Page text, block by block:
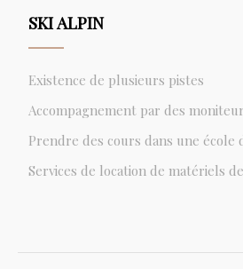
SKI ALPIN
Existence de plusieurs pistes
Accompagnement par des
Prendre des cours dans une école
Services de location de matériels